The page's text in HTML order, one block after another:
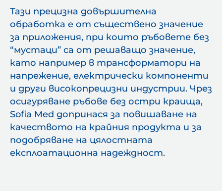
Тази прецизна довършителна
обработка е от съществено значение
за приложения, при които ръбовете без
“мустаци” са от решаващо значение,
като например в трансформатори на
напрежение, електрически компоненти
и други високопрецизни индустрии. Чрез
осигуряване ръбове без остри краища,
Sofia Med допринася за повишаване на
качеството на крайния продукта и за
подобряване на цялостната
експлоатационна надеждност.